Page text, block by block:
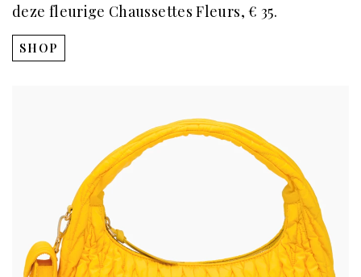
deze fleurige Chaussettes Fleurs, € 35.
SHOP